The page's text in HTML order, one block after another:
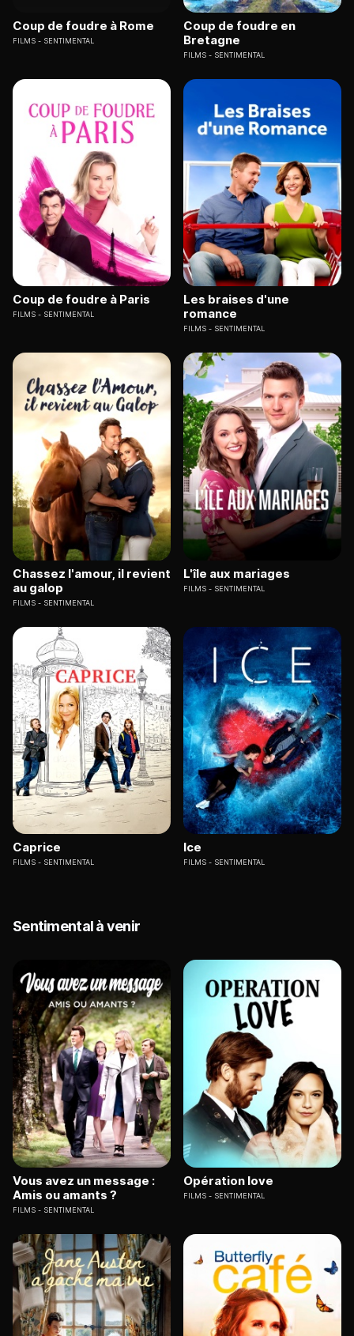
Coup de foudre à Rome
FILMS SENTIMENTAL
Coup de foudre en
Bretagne
FILMS SENTIMENTAL
Coup de foudre à Paris
FILMS SENTIMENTAL
Les braises d'une
romance
FILMS SENTIMENTAL
Chassez l'amour, il revient
au galop
FILMS SENTIMENTAL
L'île aux mariages
FILMS SENTIMENTAL
Caprice
FILMS SENTIMENTAL
Ice
FILMS SENTIMENTAL
Sentimental à venir
Vous avez un message :
Amis ou amants ?
FILMS SENTIMENTAL
Opération love
FILMS SENTIMENTAL